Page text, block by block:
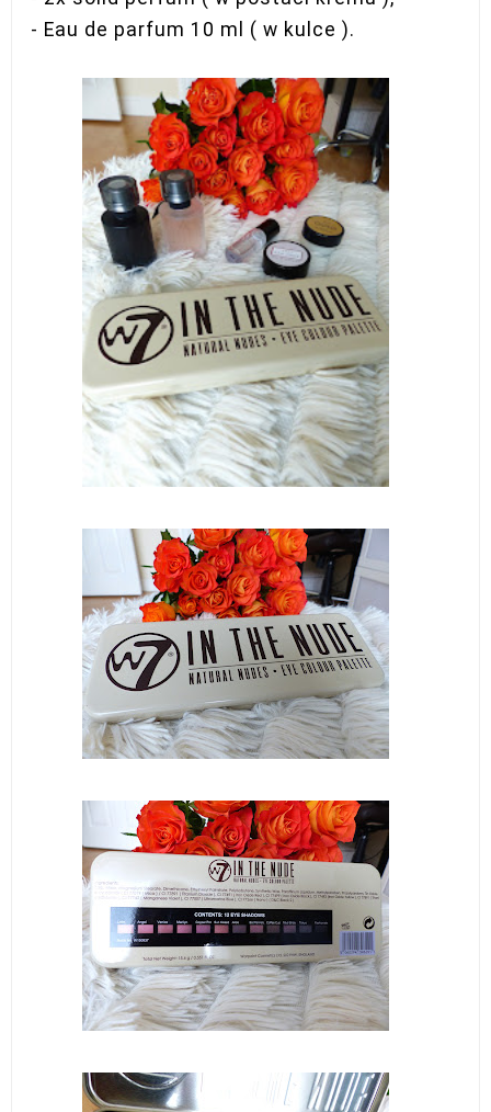
- Eau de parfum 10 ml ( w kulce ).